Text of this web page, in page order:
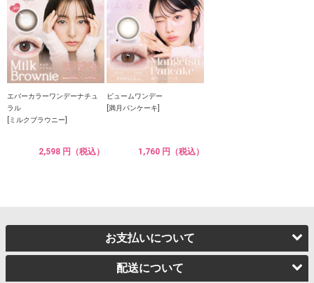
エバーカラーワンデーナチュ
ラル
[ミルクブラウニー]
2,598 円（税込）
ビュームワンデー
[満月パンケーキ]
1,760 円（税込）
お支払いについて
配送について